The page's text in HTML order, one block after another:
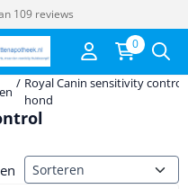
109 reviews
0
/ Royal Canin sensitivity control
hond
Sorteermethode